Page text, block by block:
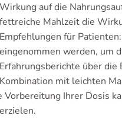
Wirkung auf die
fettreiche Mahlzeit die
Empfehlungen für
eingenommen werden, um
Erfahrungsberichte über
Kombination mit leichten
Vorbereitung Ihrer Dosis